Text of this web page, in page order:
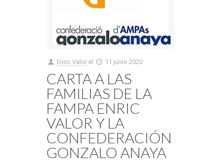
Enric Valor el 11 junio 2020
CARTA A LAS
FAMILIAS DE LA
FAMPA ENRIC
VALOR Y LA
CONFEDERACIÓN
GONZALO ANAYA